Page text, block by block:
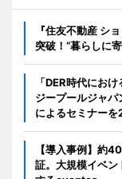
『住友不動産 シ
突破！“暮らしに
「DER時代にお
ジープールジャパ
によるセミナー
【導入事例】約
証。大規模イベン